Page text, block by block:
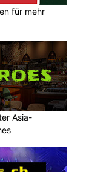
für mehr
Asia-